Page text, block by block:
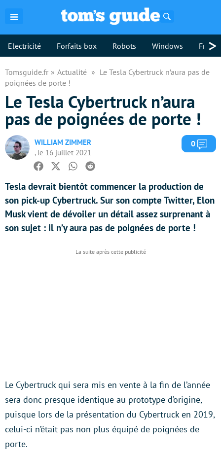
Electricité Forfaits box Robots Windows >
Tomsguide.fr Actualité
Le Tesla Cybertruck n’aura pas de
poignées de porte !
Le Tesla Cybertruck n’aura
pas de poignées de porte !
WILLIAM ZIMMER
, le 16 juillet 2021
0
Facebook
TwitterWhatsapp
Reddit
Tesla devrait bientôt commencer la production de
son pick-up Cybertruck. Sur son compte Twitter, Elon
Musk vient de dévoiler un détail assez surprenant à
son sujet : il n’y aura pas de poignées de porte !
Le Cybertruck qui sera mis en vente à la fin de l’année
sera donc presque identique au prototype d’origine,
puisque lors de la présentation du Cybertruck en 2019,
celui-ci n’était pas non plus équipé de poignées de
porte.